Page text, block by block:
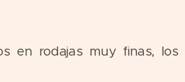
en rodajas muy finas,